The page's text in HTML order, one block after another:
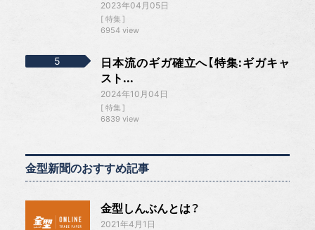
2023年04月05日
特集
6954 view
日本流のギガ確立へ【特集:ギガキャ
スト...
2024年10月04日
特集
6839 view
金型新聞のおすすめ記事
金型しんぶんとは？
2021年4月1日